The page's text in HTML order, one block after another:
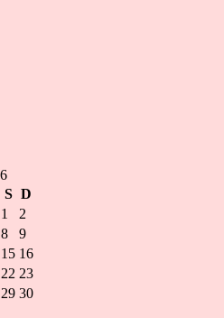
S D
1
2
8
9
15 16
22 23
29 30